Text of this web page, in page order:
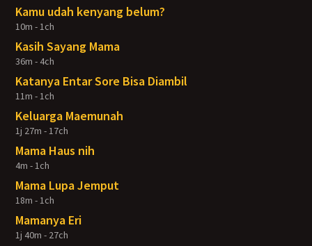
Kamu udah kenyang belum?
10m - 1ch
Kasih Sayang Mama
36m - 4ch
Katanya Entar Sore Bisa Diambil
11m - 1ch
Keluarga Maemunah
1j 27m - 17ch
Mama Haus nih
4m - 1ch
Mama Lupa Jemput
18m - 1ch
Mamanya Eri
1j 40m - 27ch